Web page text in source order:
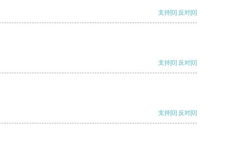
支持[0] 反对[0]
支持[0] 反对[0]
支持[0] 反对[0]